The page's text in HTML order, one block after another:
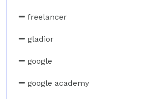
freelancer
gladior
google
google academy